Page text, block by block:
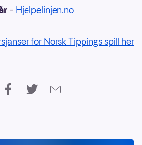
– Hjelpelinjen.no
for Norsk Tippings spill her